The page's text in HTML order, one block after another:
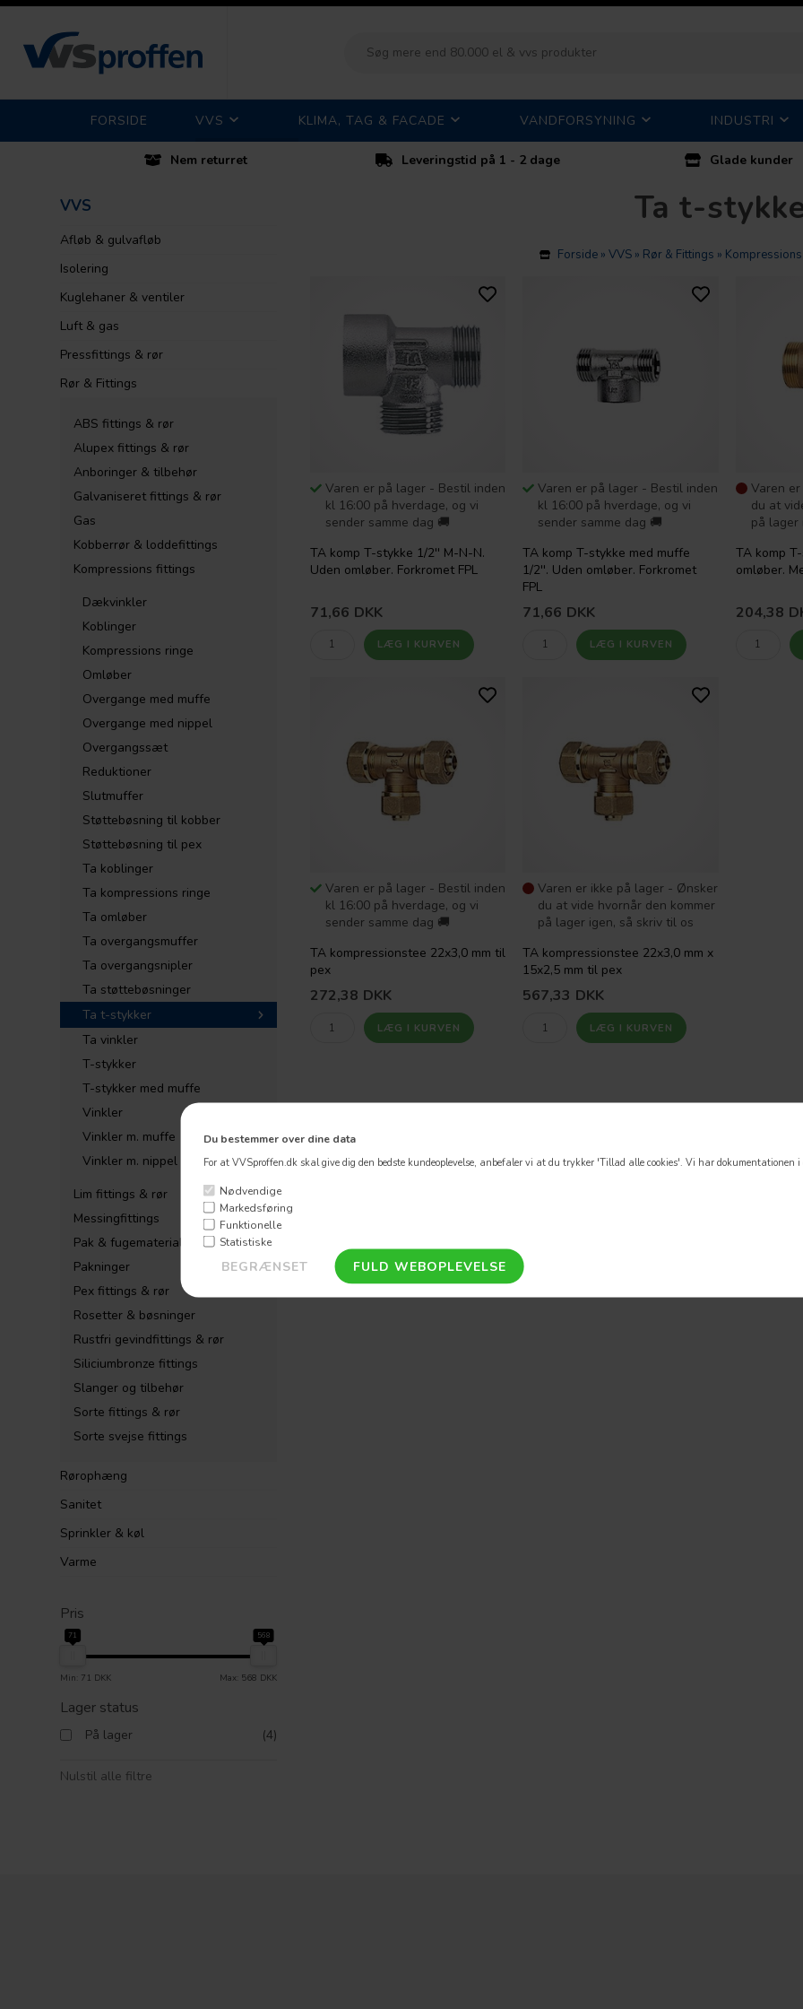
Du bestemmer over dine data
For at VVSproffen.dk skal give dig den bedste kundeoplevelse, anbefaler vi at du trykker 'Tillad alle cookies'. Vi har dokumentationen i
Nødvendige
Markedsføring
Funktionelle
Statistiske
FORSIDE VVS KLIMA, TAG & FACADE VANDFORSYNING INDUSTRI
Nem returret Leveringstid på 1 - 2 dage Glade kunder
VVS
Afløb & gulvafløb
Isolering
Kuglehaner & ventiler
Luft & gas
Pressfittings & rør
Rør & Fittings
ABS fittings & rør
Alupex fittings & rør
Anboringer & tilbehør
Galvaniseret fittings & rør
Gas
Kobberrør & loddefittings
Kompressions fittings
Dækvinkler
Koblinger
Kompressions ringe
Omløber
Overgange med muffe
Overgange med nippel
Overgangssæt
Reduktioner
Slutmuffer
Støttebøsning til kobber
Støttebøsning til pex
Ta koblinger
Ta kompressions ringe
Ta omløber
Ta overgangsmuffer
Ta overgangsnipler
Ta støttebøsninger
Ta t-stykker
Ta vinkler
T-stykker
T-stykker med muffe
Vinkler
Vinkler m. muffe
Vinkler m. nippel
Lim fittings & rør
Messingfittings
Pak & fugematerialer
Pakninger
Pex fittings & rør
Rosetter & bøsninger
Rustfri gevindfittings & rør
Siliciumbronze fittings
Slanger og tilbehør
Sorte fittings & rør
Sorte svejse fittings
Rørophæng
Sanitet
Sprinkler & køl
Varme
Pris
71 568
Min: 71 DKK Max: 568 DKK
Lager status
På lager (4)
Nulstil alle filtre
Ta t-
Forside »VVS » Rør & Fittings »
Varen er på lager - Bestil inden
kl 16:00 på hverdage, og vi
sender samme dag 🚚
TA komp T-stykke 1/2'' M-N-N.
Uden omløber. Forkromet FPL
71,66 DKK
Varen er på lager - Bestil inden
kl 16:00 på hverdage, og vi
sender samme dag 🚚
TA komp T-stykke med muffe
1/2''. Uden omløber. Forkromet
FPL
71,66 DKK
Varen
du at
på lager
TA komp
omløber.
204,38
Varen er på lager - Bestil inden
kl 16:00 på hverdage, og vi
sender samme dag 🚚
TA kompressionstee 22x3,0 mm til
pex
272,38 DKK
Varen er ikke på lager - Ønsker
du at vide hvornår den kommer
på lager igen, så skriv til os
TA kompressionstee 22x3,0 mm x
15x2,5 mm til pex
567,33 DKK